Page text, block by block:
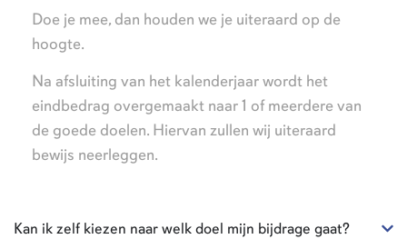
Doe je mee, dan houden we je uiteraard op de
hoogte.
Na afsluiting van het kalenderjaar wordt het
eindbedrag overgemaakt naar 1 of meerdere van
de goede doelen. Hiervan zullen wij uiteraard
bewijs neerleggen.
Kan ik zelf kiezen naar welk doel mijn bijdrage gaat?